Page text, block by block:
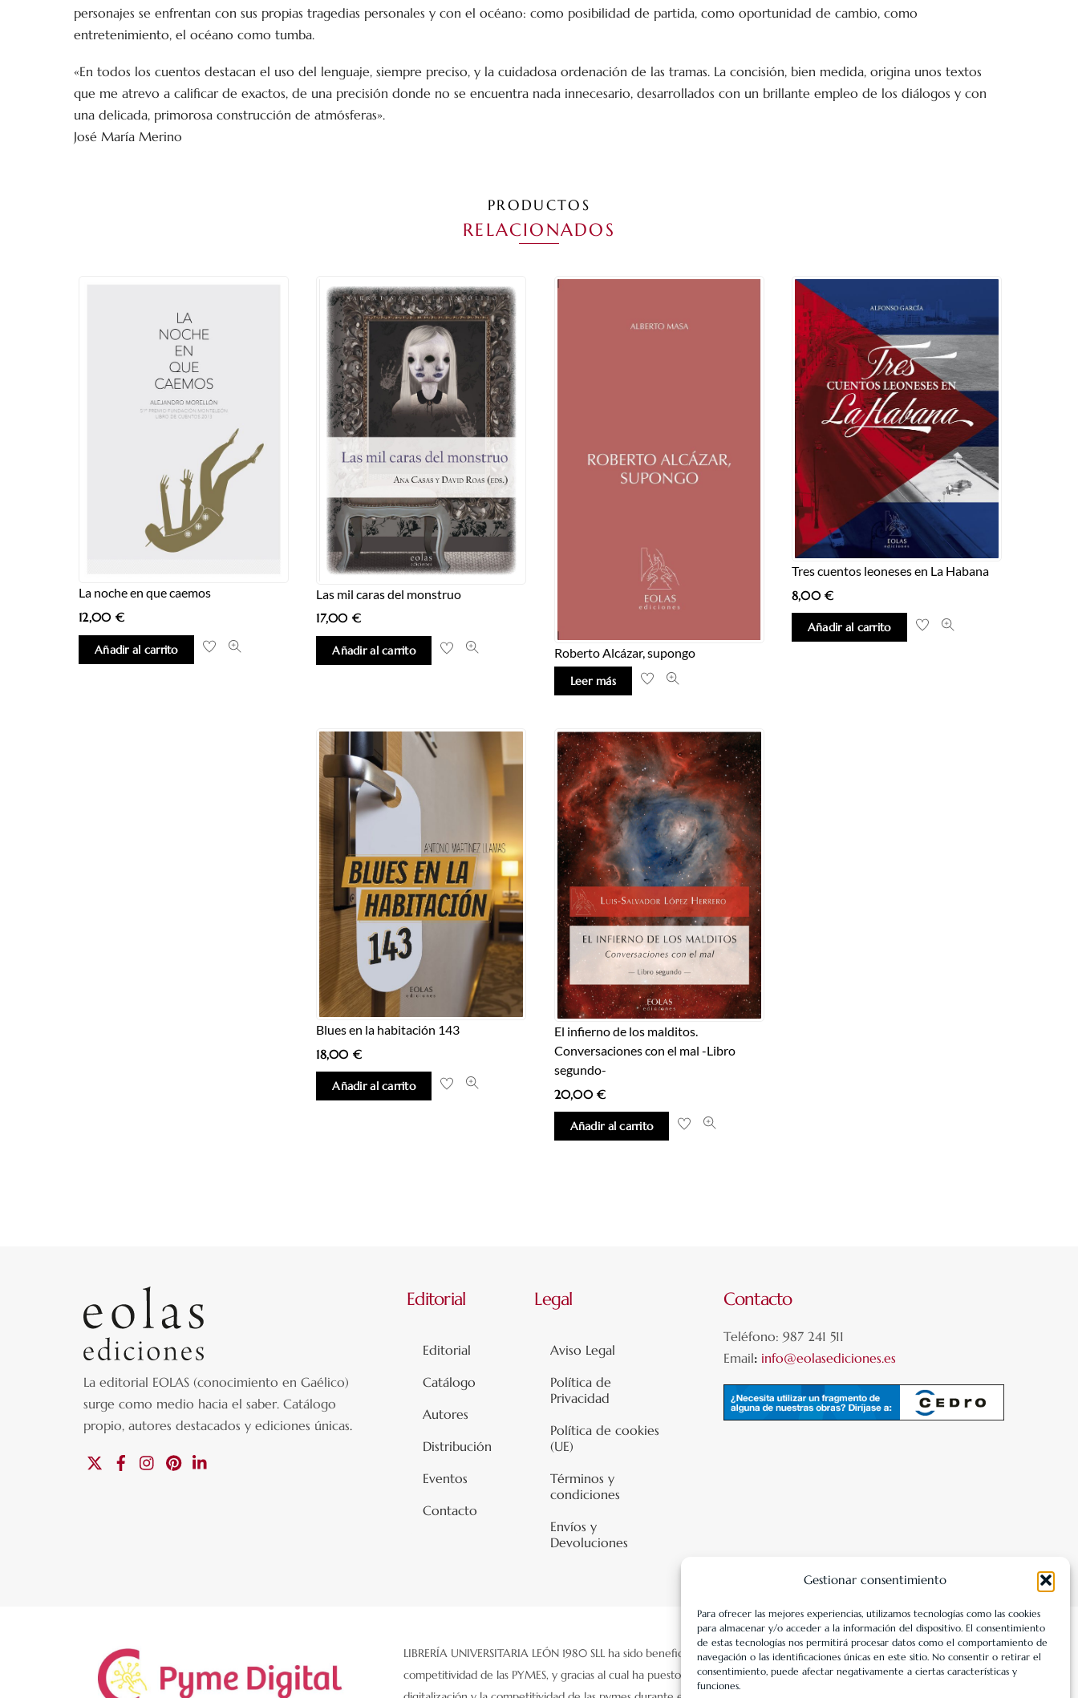
Gestionar consentimiento
Para ofrecer las mejores experiencias, utilizamos tecnologías como las cookies
para almacenar y/o acceder a la información del dispositivo. El consentimiento
de estas tecnologías nos permitirá procesar datos como el comportamiento de
navegación o las identificaciones únicas en este sitio. No consentir o retirar el
consentimiento, puede afectar negativamente a ciertas características y
funciones.
personajes se enfrentan con sus propias tragedias personales y con el océano: como posibilidad de partida, como oportunidad de cambio, como
entretenimiento, el océano como tumba.
«En todos los cuentos destacan el uso del lenguaje, siempre preciso, y la cuidadosa ordenación de las tramas. La concisión, bien medida, origina unos textos
que me atrevo a calificar de exactos, de una precisión donde no se encuentra nada innecesario, desarrollados con un brillante empleo de los diálogos y con
una delicada, primorosa construcción de atmósferas».
José María Merino
PRODUCTOS
RELACIONADOS
La noche en que caemos
12,00 €
Añadir al carrito
Las mil caras del monstruo
17,00€
Añadir al carrito Roberto Alcázar, supongo
Leer más
Tres cuentos leoneses en La Habana
8,00€
Añadir al carrito
Blues en la habitación 143
18,00€
Añadir al carrito
El infierno de los malditos.
Conversaciones con el mal -Libro
segundo-
20,00€
Añadir al carrito
La editorial EOLAS (conocimiento en Gaélico)
surge como medio hacia el saber. Catálogo
propio, autores destacados y ediciones únicas.
FacebookInstagramPinterest
Editorial
Editorial
Catálogo
Autores
Distribución
Eventos
Contacto
Legal
Aviso Legal
Política de
Privacidad
Política de cookies
(UE)
Términos y
condiciones
Envíos y
Devoluciones
Contacto
Teléfono: 987 241 511
Email: info@eolasediciones.es
LIBRERÍA UNIVERSITARIA LEÓN 1980 SLL ha sido beneficiaria de Fondos Europeos, cuyo objetivo es la mejora de la
competitividad de las PYMES, y gracias al cual ha puesto en marcha un Plan de Acción con el objetivo de reforzar la